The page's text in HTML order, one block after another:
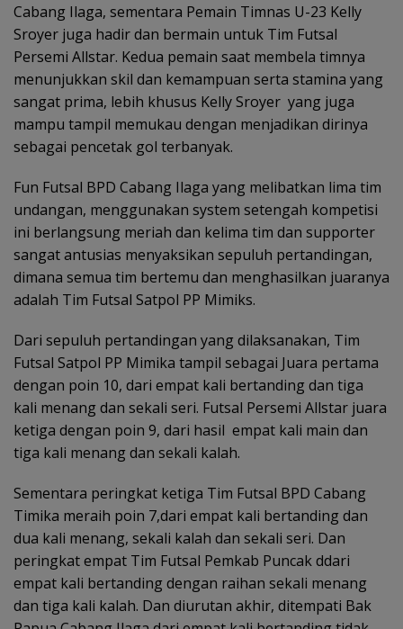
Cabang Ilaga, sementara Pemain Timnas U-23 Kelly
Sroyer juga hadir dan bermain untuk Tim Futsal
Persemi Allstar. Kedua pemain saat membela timnya
menunjukkan skil dan kemampuan serta stamina yang
sangat prima, lebih khusus Kelly Sroyer yang juga
mampu tampil memukau dengan menjadikan dirinya
sebagai pencetak gol terbanyak.
Fun Futsal BPD Cabang Ilaga yang melibatkan lima tim
undangan, menggunakan system setengah kompetisi
ini berlangsung meriah dan kelima tim dan supporter
sangat antusias menyaksikan sepuluh pertandingan,
dimana semua tim bertemu dan menghasilkan juaranya
adalah Tim Futsal Satpol PP Mimiks.
Dari sepuluh pertandingan yang dilaksanakan, Tim
Futsal Satpol PP Mimika tampil sebagai Juara pertama
dengan poin 10, dari empat kali bertanding dan tiga
kali menang dan sekali seri. Futsal Persemi Allstar juara
ketiga dengan poin 9, dari hasil empat kali main dan
tiga kali menang dan sekali kalah.
Sementara peringkat ketiga Tim Futsal BPD Cabang
Timika meraih poin 7,dari empat kali bertanding dan
dua kali menang, sekali kalah dan sekali seri. Dan
peringkat empat Tim Futsal Pemkab Puncak ddari
empat kali bertanding dengan raihan sekali menang
dan tiga kali kalah. Dan diurutan akhir, ditempati Bak